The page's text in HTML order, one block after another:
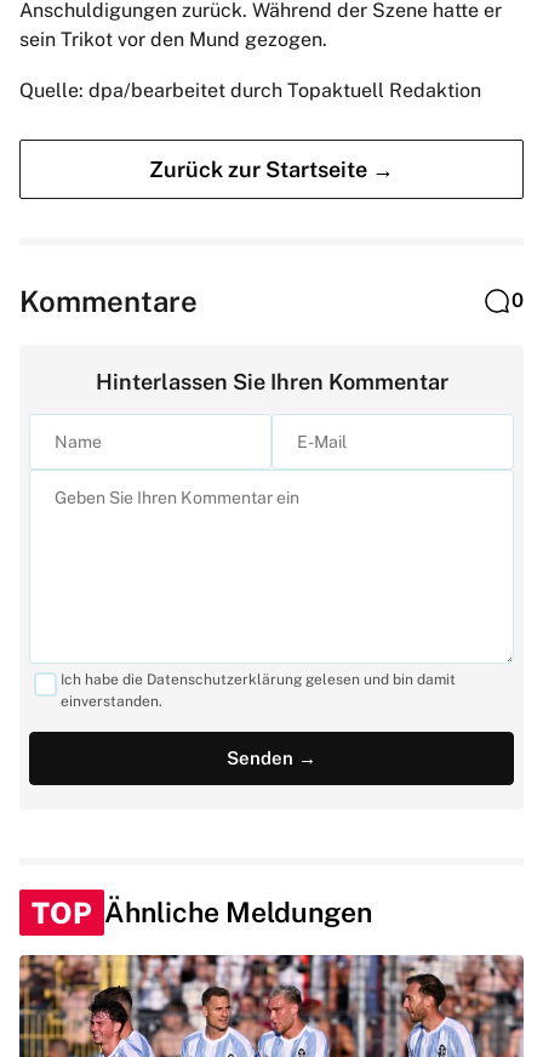
Anschuldigungen zurück. Während der Szene hatte er
sein Trikot vor den Mund gezogen.
Quelle: dpa/bearbeitet durch Topaktuell Redaktion
Zurück zur Startseite →
Kommentare 0
Hinterlassen Sie Ihren Kommentar
Ich habe die Datenschutzerklärung gelesen und bin damit
einverstanden.
TOP Ähnliche Meldungen